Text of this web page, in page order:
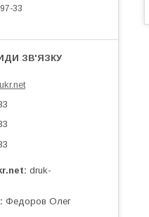
33
druk-
Федоров Олег